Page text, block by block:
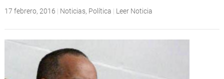
17 febrero, 2016 | Noticias, Política | Leer Noticia